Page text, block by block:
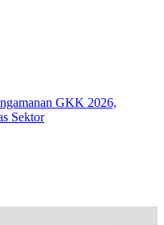
GKK 2026,
Sektor